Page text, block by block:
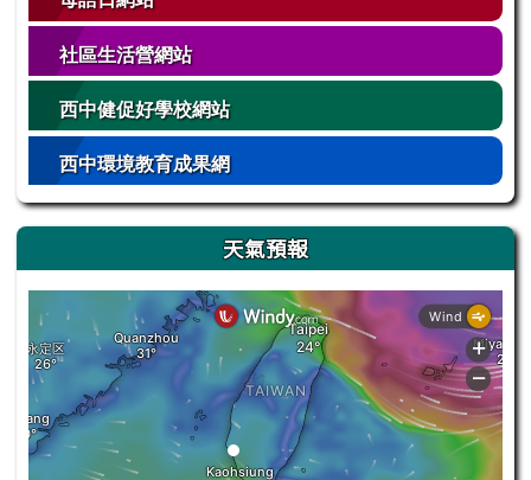
社區生活營網站
西中健促好學校網站
西中環境教育成果網
天氣預報